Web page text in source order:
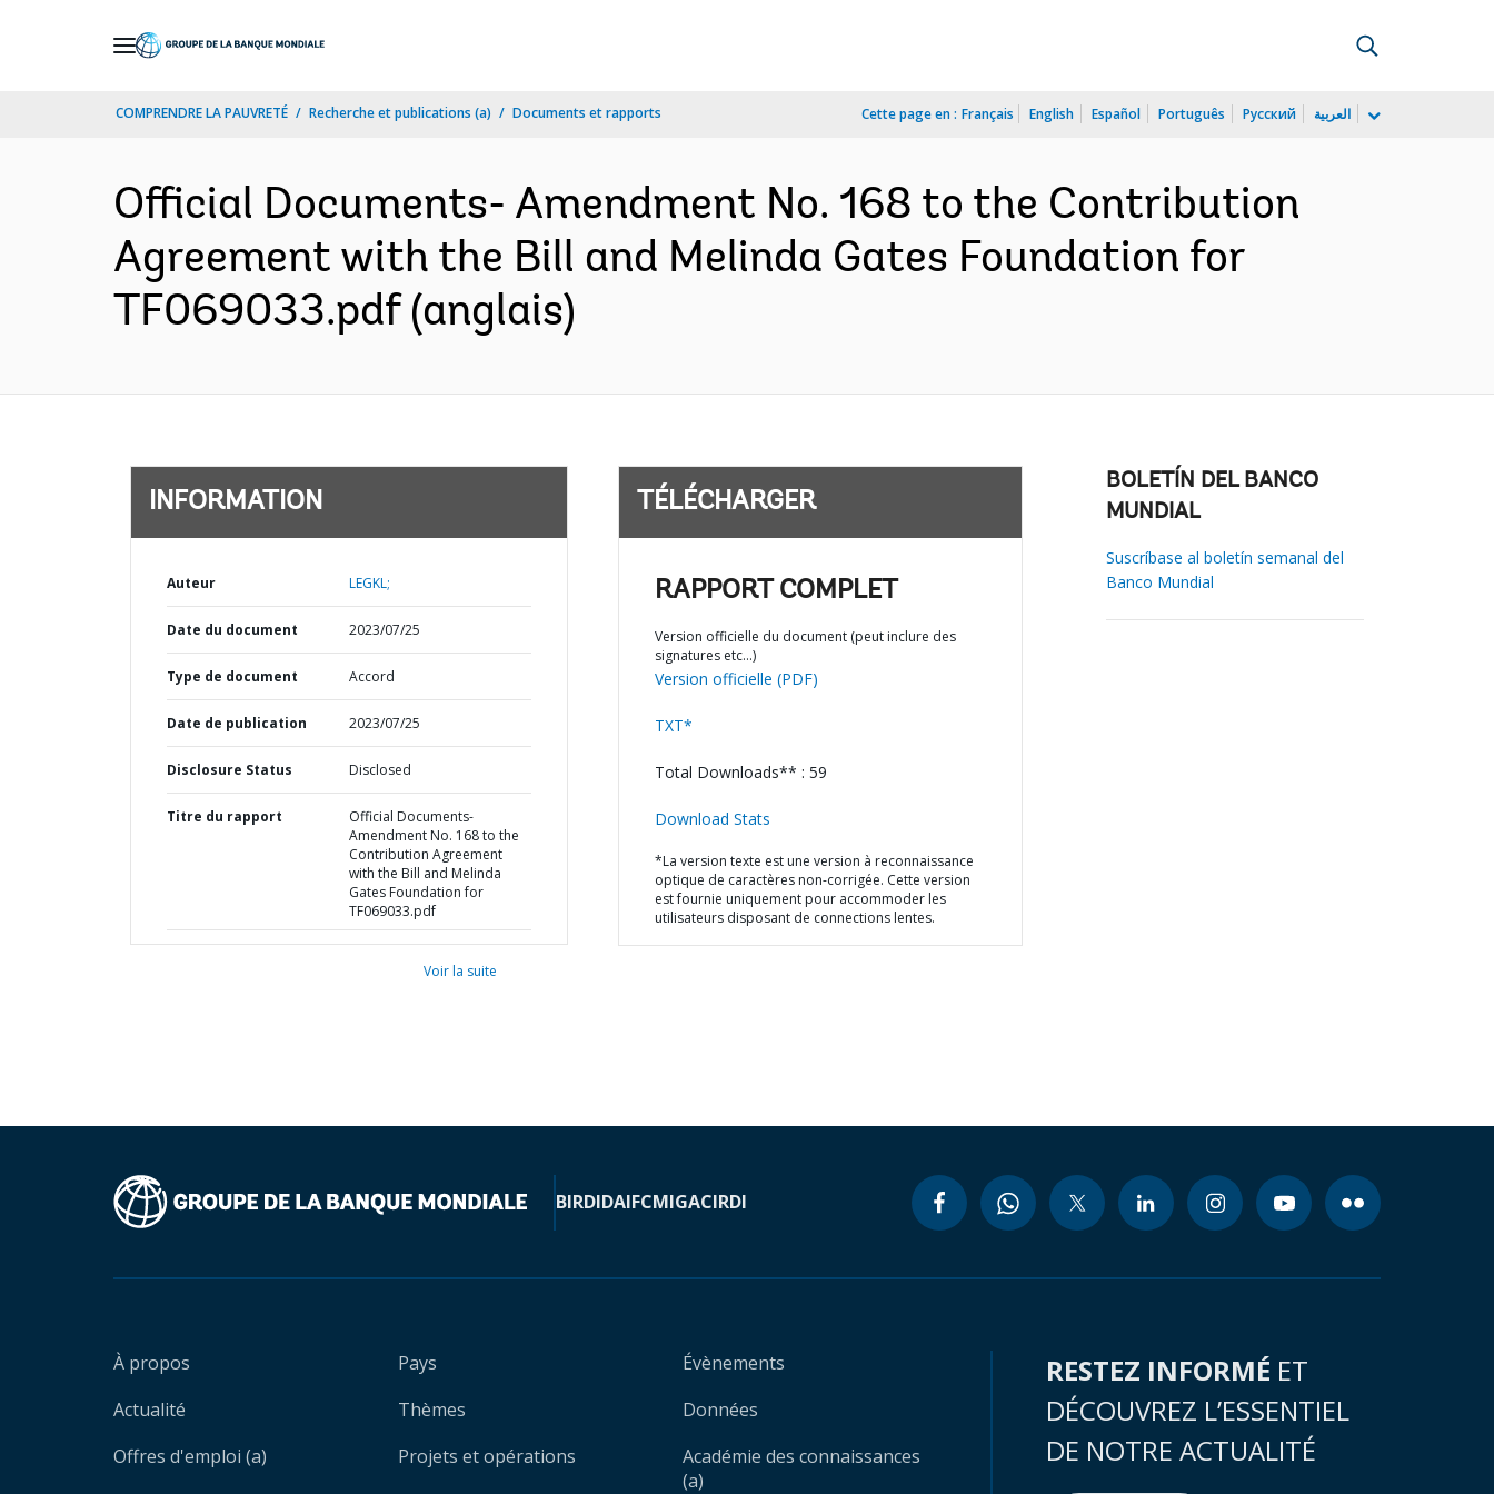
COMPRENDRE LA PAUVRETÉ Recherche et publications (a) Documents et rapports Cette page en : Français English Español Português Русский العربية
Official Documents- Amendment No. 168 to the Contribution
Agreement with the Bill and Melinda Gates Foundation for
TF069033.pdf (anglais)
INFORMATION
Auteur LEGKL;
Date du document 2023/07/25
Type de document Accord
Date de publication 2023/07/25
Disclosure Status Disclosed
Titre du rapport
Official Documents-
Amendment No. 168 to the
Contribution Agreement
with the Bill and Melinda
Gates Foundation for
TF069033.pdf
Voir la suite
TÉLÉCHARGER
RAPPORT COMPLET
Version officielle du document (peut inclure des
signatures etc…)
Version officielle (PDF)
TXT*
Total Downloads** : 59
Download Stats
*La version texte est une version à reconnaissance
optique de caractères non-corrigée. Cette version
est fournie uniquement pour accommoder les
utilisateurs disposant de connections lentes.
BOLETÍN DEL BANCO
MUNDIAL
Suscríbase al boletín semanal del
Banco Mundial
BIRDIDAIFCMIGACIRDI
À propos
Actualité
Offres d'emploi (a)
Pays
Thèmes
Projets et opérations
Évènements
Données
Académie des connaissances
(a)
RESTEZ INFORMÉ ET
DÉCOUVREZ L’ESSENTIEL
DE NOTRE ACTUALITÉ